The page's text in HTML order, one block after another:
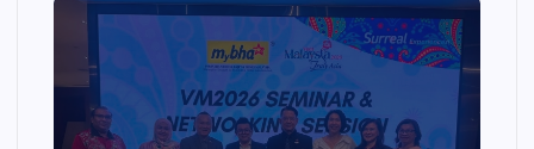
特别报道 SPECIAL REPORT